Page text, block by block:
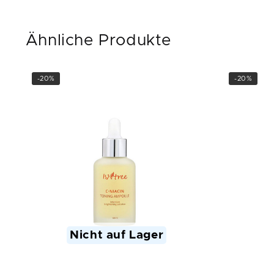
Ähnliche Produkte
-20%
Nicht auf Lager
-20%